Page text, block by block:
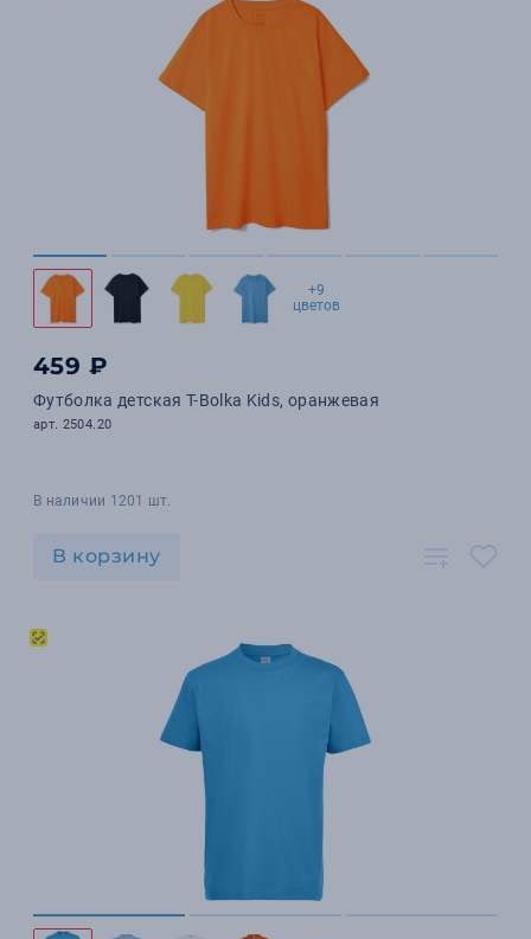
+9
цветов
459 ₽
Футболка детская T-Bolka Kids, оранжевая
арт. 2504.20
В наличии 1201 шт.
В корзину